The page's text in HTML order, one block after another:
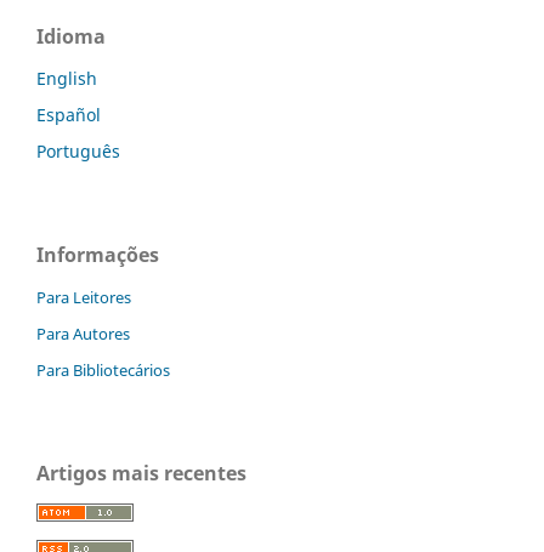
Idioma
English
Español
Português
Informações
Para Leitores
Para Autores
Para Bibliotecários
Artigos mais recentes